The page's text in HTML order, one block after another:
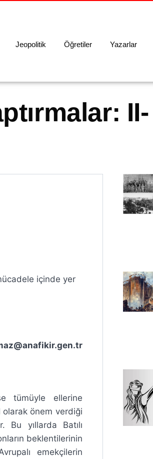
Jeopolitik Öğretiler Yazarlar
içinde yer
tümüyle ellerine
önem verdiği
Bu yıllarda Batılı
beklentilerinin
emekçilerin